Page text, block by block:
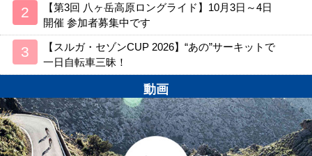
【第3回 八ヶ岳高原ロングライド】10月3日～4日
開催 参加者募集中です
【スルガ・セゾンCUP 2026】“あの”サーキットで
一日自転車三昧！
動画